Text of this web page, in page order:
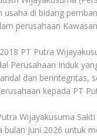
usaha di bidang
perusahaan
PT Putra
Perusahaan Induk
dan berintegritas,
kepada PT
Wijayakusuma
bulan Juni 2026 untuk